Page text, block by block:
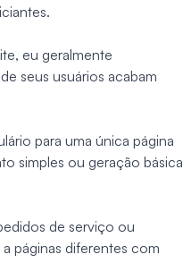
eu geralmente
seus usuários acabam
para uma única página
simples ou geração básica
de serviço ou
páginas diferentes com